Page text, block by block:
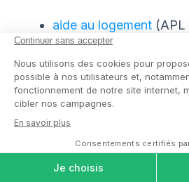
aide au logement (APL
maison de retraite n'est
conventionnée) ;
aide sociale à
après mise à
alimentaires ;
allocation